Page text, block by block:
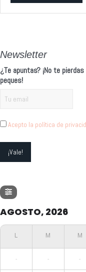
Newsletter
¿Te apuntas? ¡No te
peques!
Acepto la política de
AGOSTO, 2026
- - -